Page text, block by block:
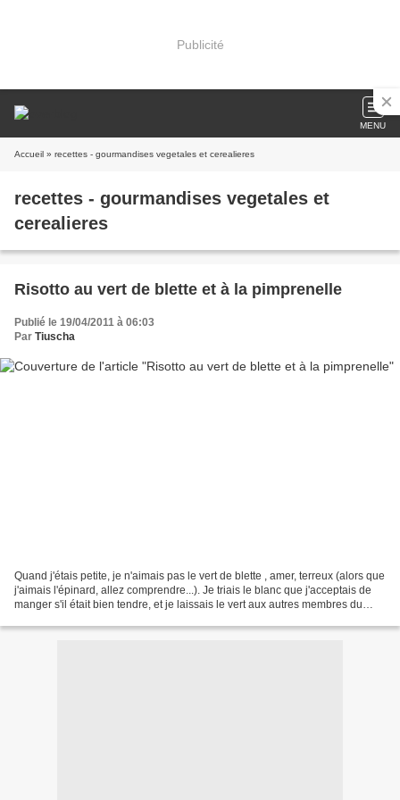
Publicité
MENU
Accueil » recettes - gourmandises vegetales et cerealieres
recettes - gourmandises vegetales et
cerealieres
Risotto au vert de blette et à la pimprenelle
Publié le 19/04/2011 à 06:03
Par Tiuscha
Quand j'étais petite, je n'aimais pas le vert de blette , amer, terreux (alors que
j'aimais l'épinard, allez comprendre...). Je triais le blanc que j'acceptais de
manger s'il était bien tendre, et je laissais le vert aux autres membres du